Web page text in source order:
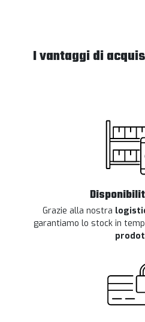
I vantaggi di
Grazie alla nostra
garantiamo lo stock in